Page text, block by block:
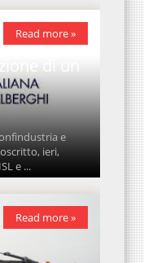
di un
e
ieri,
e ...
Read more »
Read more »